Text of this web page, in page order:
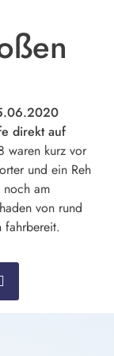
direkt auf
waren kurz vor
und ein Reh
noch am
von rund
fahrbereit.